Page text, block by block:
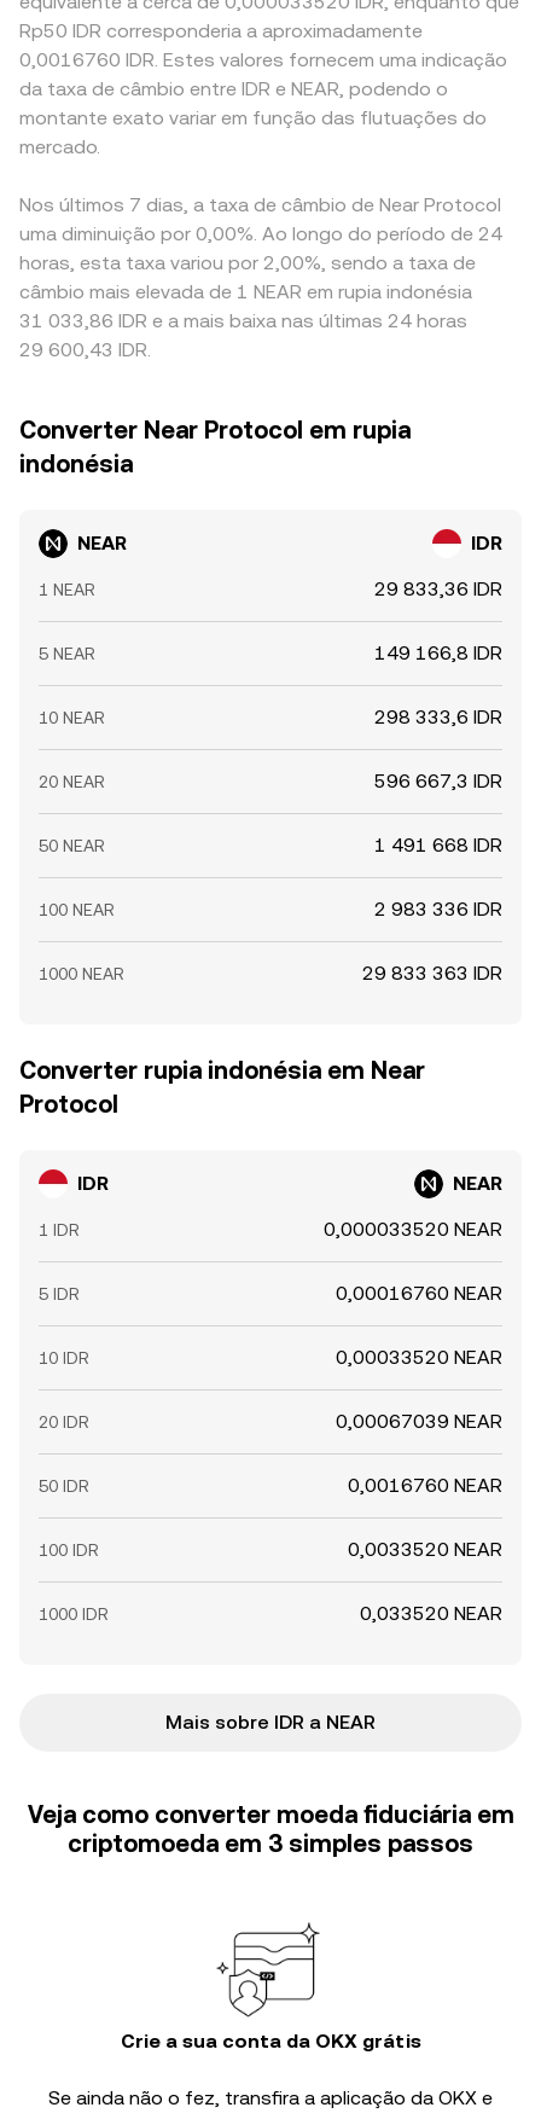
Rp50 IDR corresponderia a aproximadamente
0,0016760 IDR. Estes valores fornecem uma indicação
da taxa de câmbio entre IDR e NEAR, podendo o
montante exato variar em função das flutuações do
mercado.
Nos últimos 7 dias, a taxa de câmbio de Near Protocol
uma diminuição por 0,00%. Ao longo do período de 24
horas, esta taxa variou por 2,00%, sendo a taxa de
câmbio mais elevada de 1 NEAR em rupia indonésia
31 033,86 IDR e a mais baixa nas últimas 24 horas
29 600,43 IDR.
Converter Near Protocol em rupia
indonésia
NEAR IDR
1 NEAR 29 833,36 IDR
5 NEAR 149 166,8 IDR
10 NEAR 298 333,6 IDR
20 NEAR 596 667,3 IDR
50 NEAR 1 491 668 IDR
100 NEAR 2 983 336 IDR
1000 NEAR 29 833 363 IDR
Converter rupia indonésia em Near
Protocol
IDR NEAR
1 IDR 0,000033520 NEAR
5 IDR 0,00016760 NEAR
10 IDR 0,00033520 NEAR
20 IDR 0,00067039 NEAR
50 IDR 0,0016760 NEAR
100 IDR 0,0033520 NEAR
1000 IDR 0,033520 NEAR
Mais sobre IDR a NEAR
Veja como converter moeda fiduciária em
criptomoeda em 3 simples passos
Crie a sua conta da OKX grátis
Se ainda não o fez, transfira a aplicação da OKX e